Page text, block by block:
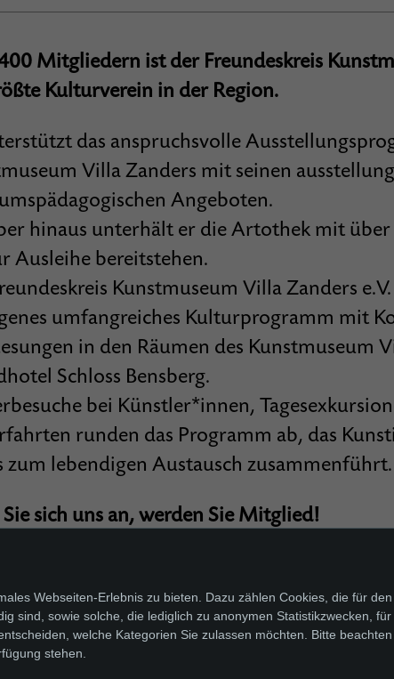
Mitgliedern ist der Freundeskreis
Kulturverein in der Region.
das anspruchsvolle
Villa Zanders mit seinen
Angeboten.
hinaus unterhält er die Artothek mit über
Ausleihe bereitstehen.
Kunstmuseum Villa Zanders
umfangreiches Kulturprogramm mit
in den Räumen des Kunstmuseum
Schloss Bensberg.
bei Künstler*innen,
runden das Programm ab, das
zum lebendigen Austausch zusammenführt.
sich uns an, werden Sie Mitglied!
Webseiten-Erlebnis zu bieten. Dazu zählen Cookies, die für
sind, sowie solche, die lediglich zu anonymen Statistikzwecken,
welche Kategorien Sie zulassen möchten. Bitte
stehen.